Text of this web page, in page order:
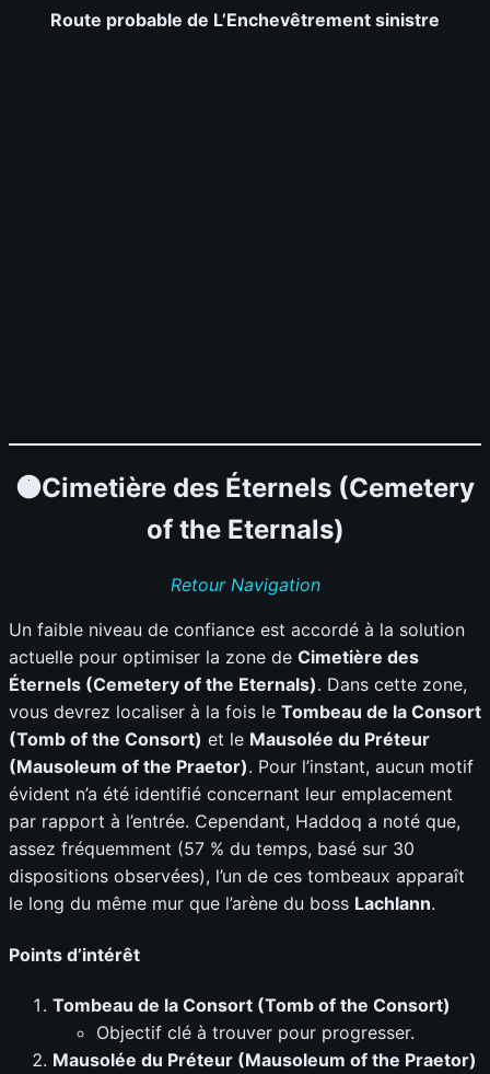
Route probable de L’Enchevêtrement sinistre
🟠Cimetière des Éternels (Cemetery
of the Eternals)
Retour Navigation
Un faible niveau de confiance est accordé à la solution
actuelle pour optimiser la zone de Cimetière des
Éternels (Cemetery of the Eternals). Dans cette zone,
vous devrez localiser à la fois le Tombeau de la Consort
(Tomb of the Consort) et le Mausolée du Préteur
(Mausoleum of the Praetor). Pour l’instant, aucun motif
évident n’a été identifié concernant leur emplacement
par rapport à l’entrée. Cependant, Haddoq a noté que,
assez fréquemment (57 % du temps, basé sur 30
dispositions observées), l’un de ces tombeaux apparaît
le long du même mur que l’arène du boss Lachlann.
Points d’intérêt
Tombeau de la Consort (Tomb of the Consort)
Objectif clé à trouver pour progresser.
Mausolée du Préteur (Mausoleum of the Praetor)